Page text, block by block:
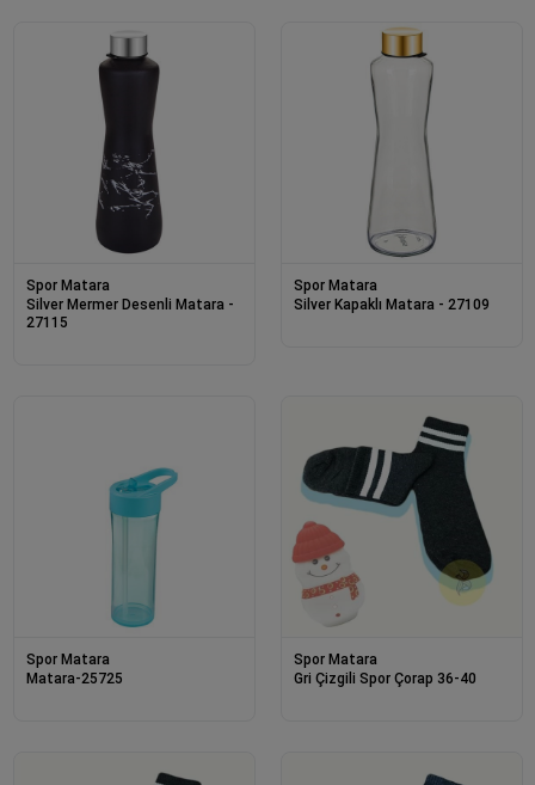
Spor Matara
Silver Mermer Desenli Matara -
27115
Spor Matara
Silver Kapaklı Matara - 27109
Spor Matara
Matara-25725
Spor Matara
Gri Çizgili Spor Çorap 36-40